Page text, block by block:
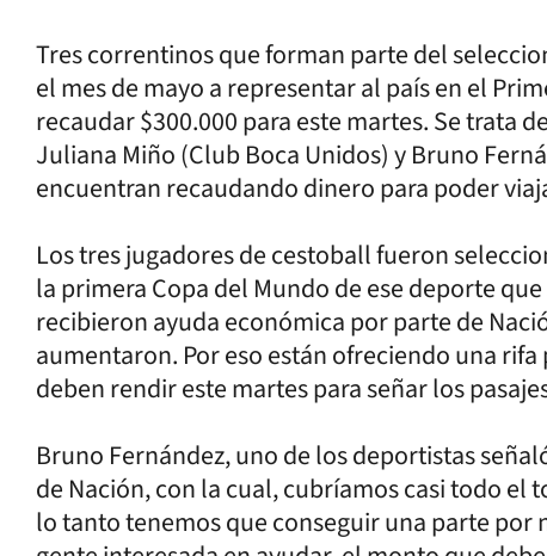
Tres correntinos que forman parte del
el mes de mayo a representar al país en el
recaudar $300.000 para este martes. Se trata
Juliana Miño (Club Boca Unidos) y Bruno
encuentran recaudando dinero para poder
Los tres jugadores de cestoball fueron
la primera Copa del Mundo de ese deporte
recibieron ayuda económica por parte de
aumentaron. Por eso están ofreciendo una
deben rendir este martes para señar los
Bruno Fernández, uno de los deportistas
de Nación, con la cual, cubríamos casi todo
lo tanto tenemos que conseguir una parte por